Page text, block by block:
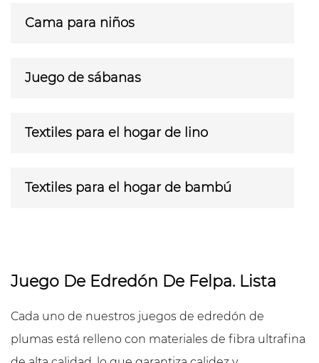
Cama para niños
Juego de sábanas
Textiles para el hogar de lino
Textiles para el hogar de bambú
Juego De Edredón De Felpa. Lista
Cada uno de nuestros juegos de edredón de
plumas está relleno con materiales de fibra ultrafina